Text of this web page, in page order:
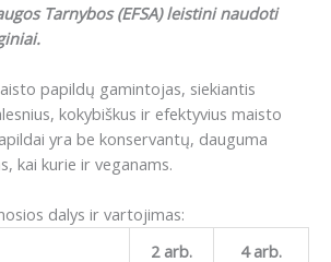
Tarnybos (EFSA) leistini naudoti
papildų gamintojas, siekiantis
kokybiškus ir efektyvius maisto
yra be konservantų, dauguma
kai kurie ir veganams.
dalys ir vartojimas:
2 arb.
4 arb.